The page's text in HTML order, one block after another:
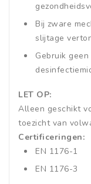
Bij zware
slijtage
Gebruik
LET OP:
Alleen geschikt
toezicht van
Certificeringen:
EN 1176-1
EN 1176-3